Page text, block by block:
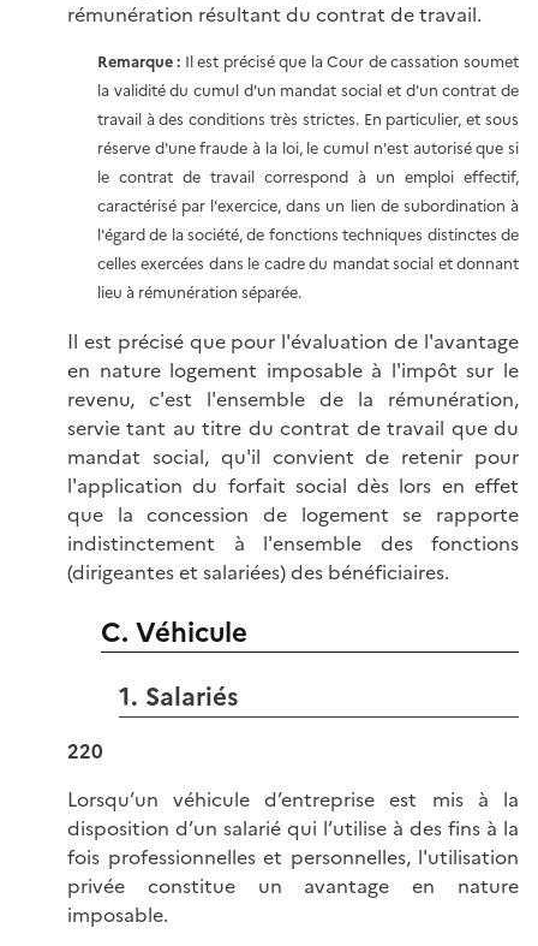
rémunération résultant du contrat de travail.
Remarque : Il est précisé que la Cour de cassation soumet
la validité du cumul d'un mandat social et d'un contrat de
travail à des conditions très strictes. En particulier, et sous
réserve d'une fraude à la loi, le cumul n'est autorisé que si
le contrat de travail correspond à un emploi effectif,
caractérisé par l'exercice, dans un lien de subordination à
l'égard de la société, de fonctions techniques distinctes de
celles exercées dans le cadre du mandat social et donnant
lieu à rémunération séparée.
Il est précisé que pour l'évaluation de l'avantage
en nature logement imposable à l'impôt sur le
revenu, c'est l'ensemble de la rémunération,
servie tant au titre du contrat de travail que du
mandat social, qu'il convient de retenir pour
l'application du forfait social dès lors en effet
que la concession de logement se rapporte
indistinctement à l'ensemble des fonctions
(dirigeantes et salariées) des bénéficiaires.
C. Véhicule
1. Salariés
220
Lorsqu’un véhicule d’entreprise est mis à la
disposition d’un salarié qui l’utilise à des fins à la
fois professionnelles et personnelles, l'utilisation
privée constitue un avantage en nature
imposable.